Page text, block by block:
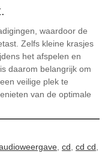
waardoor de
Zelfs kleine krasjes
het afspelen en
daarom belangrijk om
veilige plek te
van de optimale
, cd cd cd